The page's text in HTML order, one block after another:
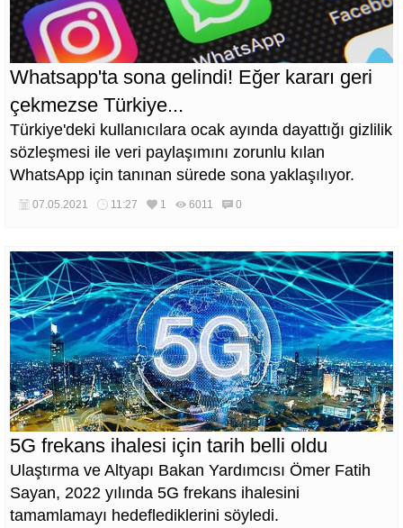
Whatsapp'ta sona gelindi! Eğer kararı geri
çekmezse Türkiye...
Türkiye'deki kullanıcılara ocak ayında dayattığı gizlilik
sözleşmesi ile veri paylaşımını zorunlu kılan
WhatsApp için tanınan sürede sona yaklaşılıyor.
07.05.2021 11:27 1 6011 0
5G frekans ihalesi için tarih belli oldu
Ulaştırma ve Altyapı Bakan Yardımcısı Ömer Fatih
Sayan, 2022 yılında 5G frekans ihalesini
tamamlamayı hedeflediklerini söyledi.